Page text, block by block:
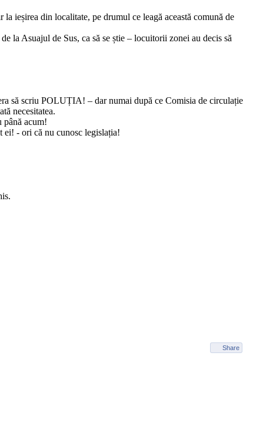
ieșirea din localitate, pe drumul ce leagă această comună de
la Asuajul de Sus, ca să se știe – locuitorii zonei au decis să
să scriu POLUȚIA! – dar numai după ce Comisia de circulație
necesitatea.
până acum!
ei! - ori că nu cunosc legislația!
Share